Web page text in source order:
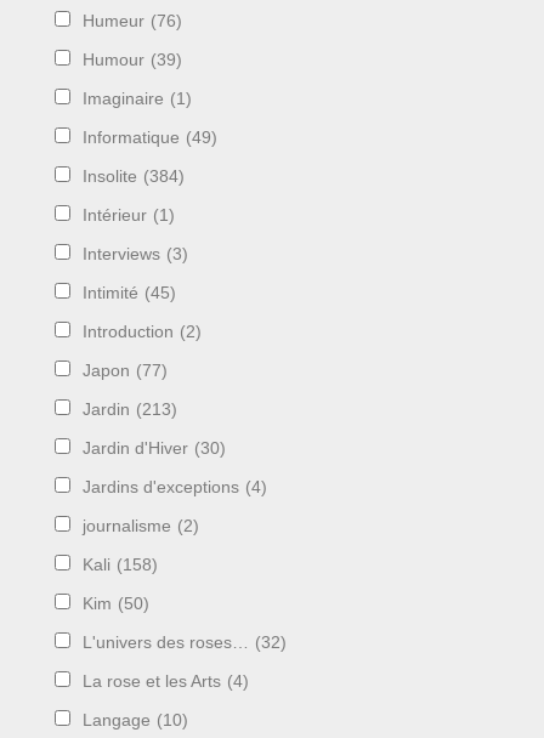
Humeur (76)
Humour (39)
Imaginaire (1)
Informatique (49)
Insolite (384)
Intérieur (1)
Interviews (3)
Intimité (45)
Introduction (2)
Japon (77)
Jardin (213)
Jardin d'Hiver (30)
Jardins d'exceptions (4)
journalisme (2)
Kali (158)
Kim (50)
L'univers des roses… (32)
La rose et les Arts (4)
Langage (10)